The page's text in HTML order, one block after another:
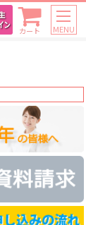
カート MENU